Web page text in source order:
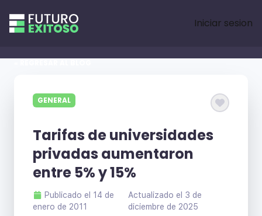
Iniciar sesion
GENERAL
Tarifas de universidades
privadas aumentaron
entre 5% y 15%
Publicado el 14 de
enero de 2011
Actualizado el 3 de
diciembre de 2025